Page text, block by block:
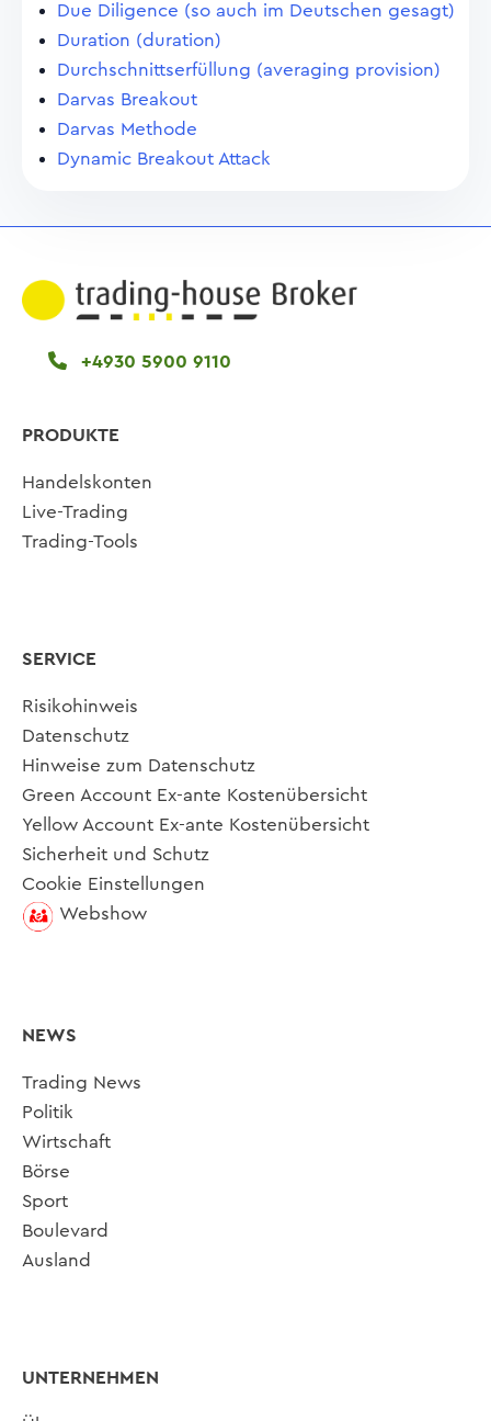
Due Diligence (so auch im Deutschen gesagt)
Duration (duration)
Durchschnittserfüllung (averaging provision)
Darvas Breakout
Darvas Methode
Dynamic Breakout Attack
+4930 5900 9110
PRODUKTE
Handelskonten
Live-Trading
Trading-Tools
SERVICE
Risikohinweis
Datenschutz
Hinweise zum Datenschutz
Green Account Ex-ante Kostenübersicht
Yellow Account Ex-ante Kostenübersicht
Sicherheit und Schutz
Cookie Einstellungen
Webshow
NEWS
Trading News
Politik
Wirtschaft
Börse
Sport
Boulevard
Ausland
UNTERNEHMEN